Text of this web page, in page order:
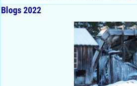
Blogs 2022